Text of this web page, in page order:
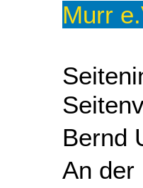
Murr
Bernd
An der